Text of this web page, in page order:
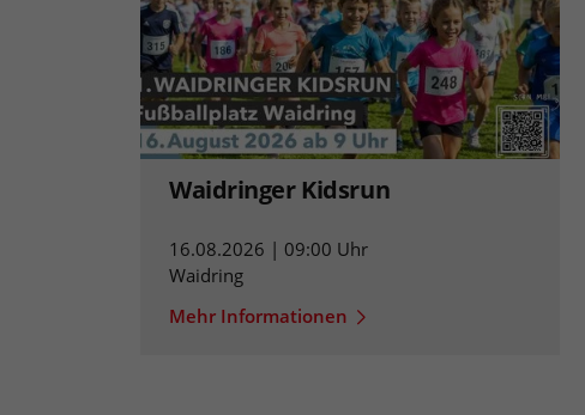
Waidringer Kidsrun
16.08.2026 | 09:00 Uhr
Waidring
Mehr Informationen